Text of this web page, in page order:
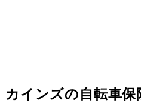
カインズの自転車